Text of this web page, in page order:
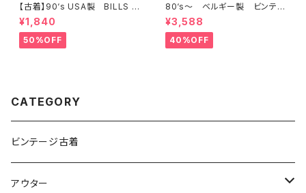
【古着】90‘s USA製 BILLS T
シャツ ビンテージ ブルー
M
¥1,840
50%OFF
80‘s〜 ベルギー製 ビンテー
ジ ユニフォーム ロンT パー
プル
¥3,588
40%OFF
CATEGORY
ビンテージ古着
アウター